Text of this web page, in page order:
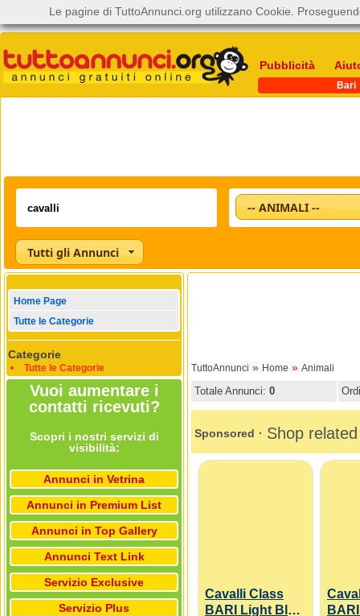
Pubblicità
Bari
-- ANIMALI --
Tutti gli Annunci
Home Page
Tutte le Categorie
Categorie
Tutte le Categorie
Vuoi aumentare i
contatti ricevuti?
Scopri i nostri servizi di
visibilità:
Annunci in Vetrina
Annunci in Premium List
Annunci in Top Gallery
Annunci Text Link
Servizio Exclusive
Servizio Plus
TuttoAnnunci » Home » Animali
Totale Annunci: 0
Le pagine di TuttoAnnunci.org utilizzano Cookie.